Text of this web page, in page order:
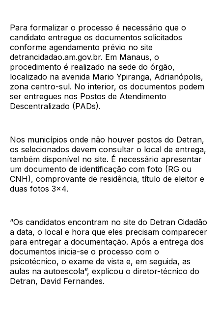
Para formalizar o processo é necessário que o
candidato entregue os documentos solicitados
conforme agendamento prévio no site
detrancidadao.am.gov.br. Em Manaus, o
procedimento é realizado na sede do órgão,
localizado na avenida Mario Ypiranga, Adrianópolis,
zona centro-sul. No interior, os documentos podem
ser entregues nos Postos de Atendimento
Descentralizado (PADs).
Nos municípios onde não houver postos do Detran,
os selecionados devem consultar o local de entrega,
também disponível no site. É necessário apresentar
um documento de identificação com foto (RG ou
CNH), comprovante de residência, título de eleitor e
duas fotos 3x4.
“Os candidatos encontram no site do Detran Cidadão
a data, o local e hora que eles precisam comparecer
para entregar a documentação. Após a entrega dos
documentos inicia-se o processo com o
psicotécnico, o exame de vista e, em seguida, as
aulas na autoescola”, explicou o diretor-técnico do
Detran, David Fernandes.